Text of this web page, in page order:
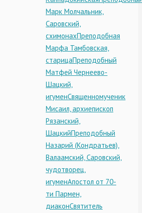
Марк Молчальник,
Саровский,
схимонахПреподобная
Марфа Тамбовская,
старицаПреподобный
Матфей Чернеево-
Шацкий,
игуменСвященномученик
Мисаил, архиепископ
Рязанский,
ШацкийПреподобный
Назарий (Кондратьев),
Валаамский, Саровский,
чудотворец,
игуменАпостол от 70-
ти Пармен,
диаконСвятитель